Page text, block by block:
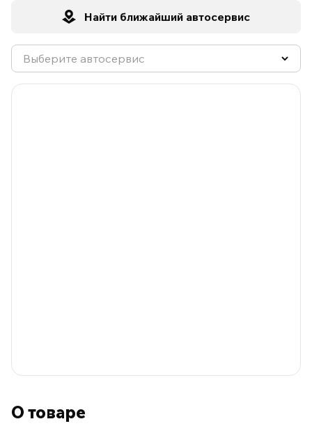
Найти ближайший автосервис
О товаре